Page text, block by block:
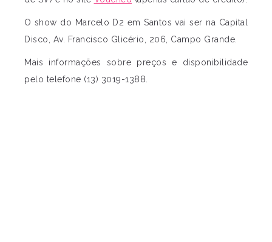
O show do Marcelo D2 em Santos vai ser na Capital
Disco, Av. Francisco Glicério, 206, Campo Grande.
Mais informações sobre preços e disponibilidade
pelo telefone (13) 3019-1388.